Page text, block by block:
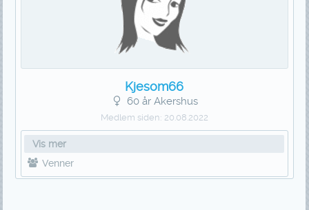
Kjesom66
60 år Akershus
Medlem siden: 20.08.2022
Vis mer
Venner